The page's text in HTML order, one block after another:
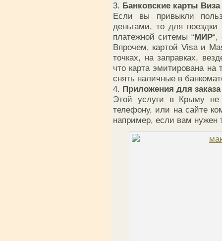
3. Банковские карты
Если вы привыкли
деньгами, то для
платежной ситемы “МИР“,
Впрочем, картой Visa и
точках, на заправках,
что карта эмитирована
снять наличные в
4. Приложения для
Этой услуги в Крыму не
телефону, или на сайте
например, если вам нужен